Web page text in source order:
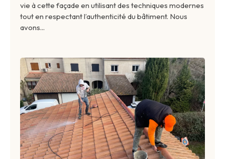
vie à cette façade en utilisant des techniques modernes
tout en respectant l’authenticité du bâtiment. Nous
avons